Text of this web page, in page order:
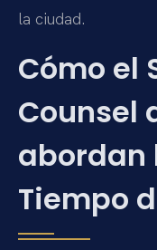
la ciudad.
Cómo el
Counsel
abordan
Tiempo